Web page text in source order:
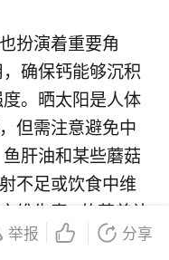
扮演着重要角
确保钙能够沉积
。晒太阳是人体
但需注意避免中
肝油和某些蘑菇
不足或饮食中维
维生素D的营养补
举报 分享